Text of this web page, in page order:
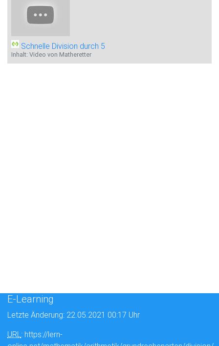
Schnelle Division durch 5
Inhalt: Video von Matheretter
E-Learning
Letzte Änderung: 22.05.2021 00:17 Uhr
URL: https://lern-